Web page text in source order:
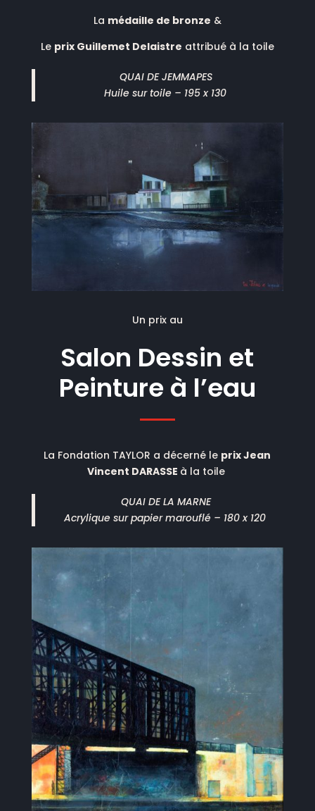
La médaille de bronze &
Le prix Guillemet Delaistre attribué à la toile
QUAI DE JEMMAPES
Huile sur toile – 195 x 130
Un prix au
Salon Dessin et
Peinture à l’eau
La Fondation TAYLOR a décerné le prix Jean
Vincent DARASSE à la toile
QUAI DE LA MARNE
Acrylique sur papier marouflé – 180 x 120